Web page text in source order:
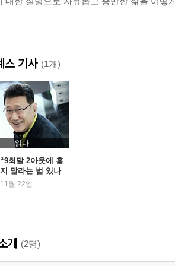
스 기사 (1개)
읽다
회말 2아웃에 홈
말라는 법 있나
월 22일
개 (2명)